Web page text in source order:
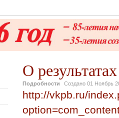
О
Подробности Создано 01 Ноябрь
http://vkpb.ru/